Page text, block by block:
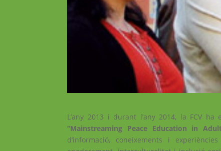
L’any 2013 i durant l’any 2014, la FCV
“Mainstreaming Peace Education in
d’informació, coneixements i